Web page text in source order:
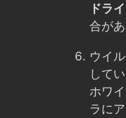
ドラ
合があ
ウイ
して
ホワ
ラに